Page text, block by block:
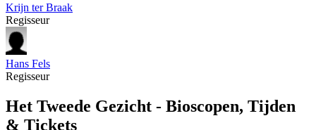
Krijn ter Braak
Regisseur
Hans Fels
Regisseur
Het Tweede Gezicht - Bioscopen, Tijden
& Tickets